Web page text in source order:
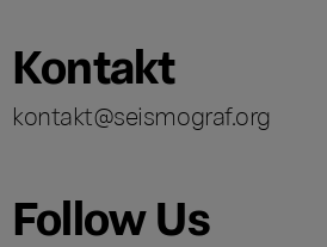
Kontakt
kontakt@seismograf.org
Follow Us